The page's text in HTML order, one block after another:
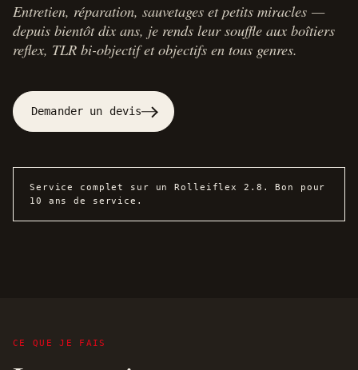
Entretien, réparation, sauvetages et petits miracles —
depuis bientôt dix ans, je rends leur souffle aux boîtiers
reflex, TLR bi-objectif et objectifs en tous genres.
Demander un devis
Service complet sur un Rolleiflex 2.8. Bon pour
10 ans de service.
CE QUE JE FAIS